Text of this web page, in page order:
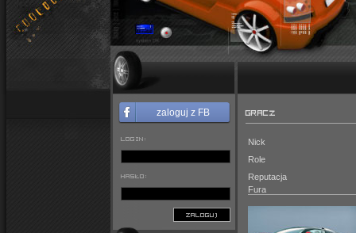
zaloguj z FB
LOGIN:
HASŁO:
ZALOGUJ
GRACZ
Nick
Role
Reputacja
Fura